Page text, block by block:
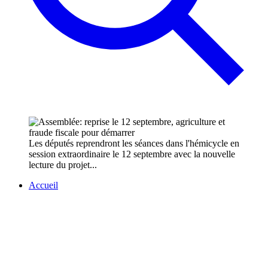
Les députés reprendront les séances dans l'hémicycle en
session extraordinaire le 12 septembre avec la nouvelle
lecture du projet...
Accueil